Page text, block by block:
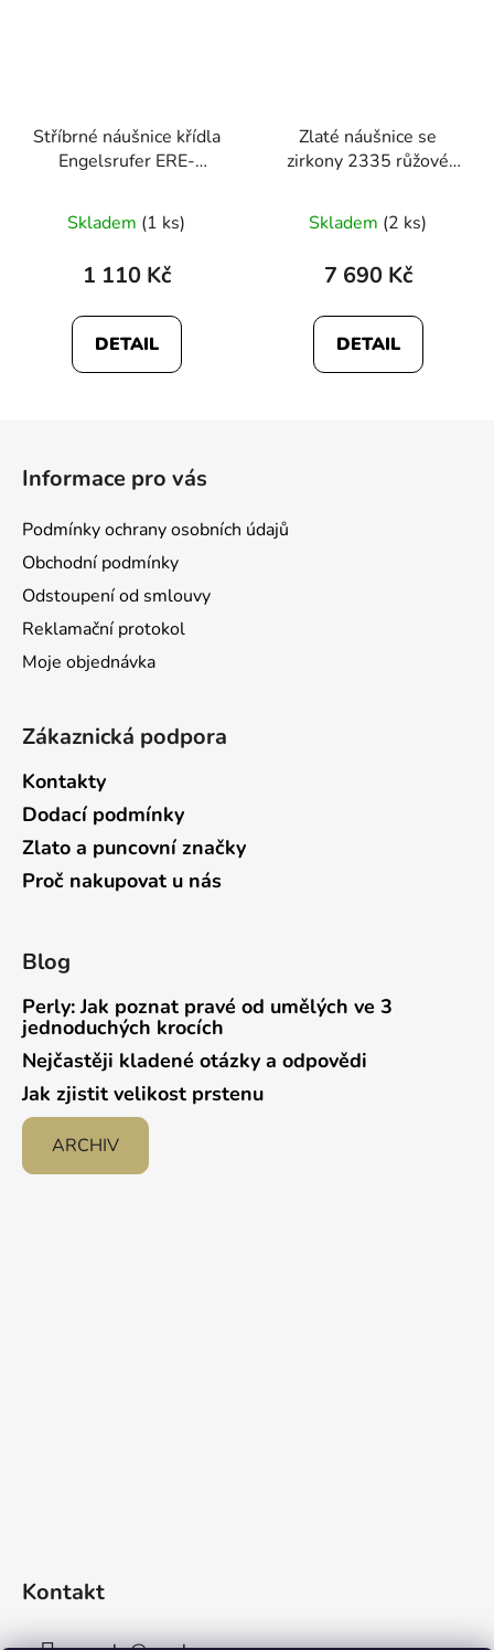
Stříbrné náušnice křídla
Engelsrufer ERE-
Skladem (1 ks)
1 110 Kč
DETAIL
Zlaté náušnice se
zirkony 2335 růžové
Skladem (2 ks)
7 690 Kč
DETAIL
Informace pro vás
Podmínky ochrany osobních údajů
Obchodní podmínky
Odstoupení od smlouvy
Reklamační protokol
Moje objednávka
Zákaznická podpora
Kontakty
Dodací podmínky
Zlato a puncovní značky
Proč nakupovat u nás
Blog
Perly: Jak poznat pravé od umělých ve 3
jednoduchých krocích
Nejčastěji kladené otázky a odpovědi
Jak zjistit velikost prstenu
ARCHIV
Kontakt